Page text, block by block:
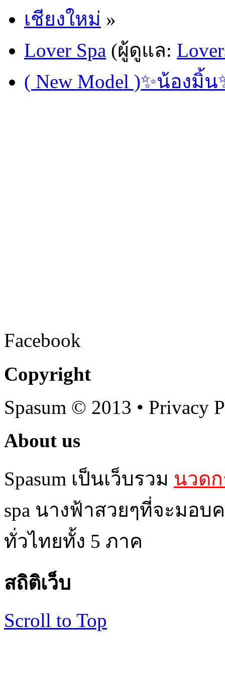
เชียงใหม่ »
Lover Spa (ผู้ดูแล:
( New Model )✨น้องมิ้
Facebook
Copyright
Spasum © 2013 • Privacy
About us
Spasum เป็นเว็บรวม นวด
spa นางฟ้าสวยๆที่จะมอ
ทั่วไทยทั้ง 5 ภาค
สถิติเว็บ
Scroll to Top